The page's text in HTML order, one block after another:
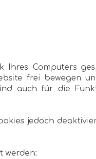
Ihres Computers
frei bewegen
auch für die
jedoch
werden: